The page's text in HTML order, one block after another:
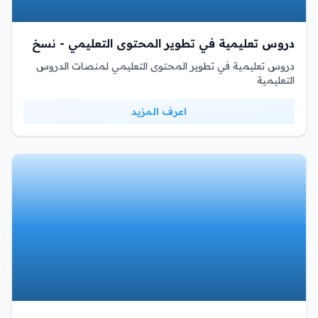
دروس تعليمية في تطوير المحتوى التعليمي - نسخ
دروس تعليمية في تطوير المحتوى التعليمي لمنصات الدروس
التعليمية
اعرف المزيد